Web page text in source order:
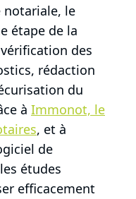
notariale, le
étape de la
des
rédaction
du
à Immonot, le
, et à
de
études
efficacement